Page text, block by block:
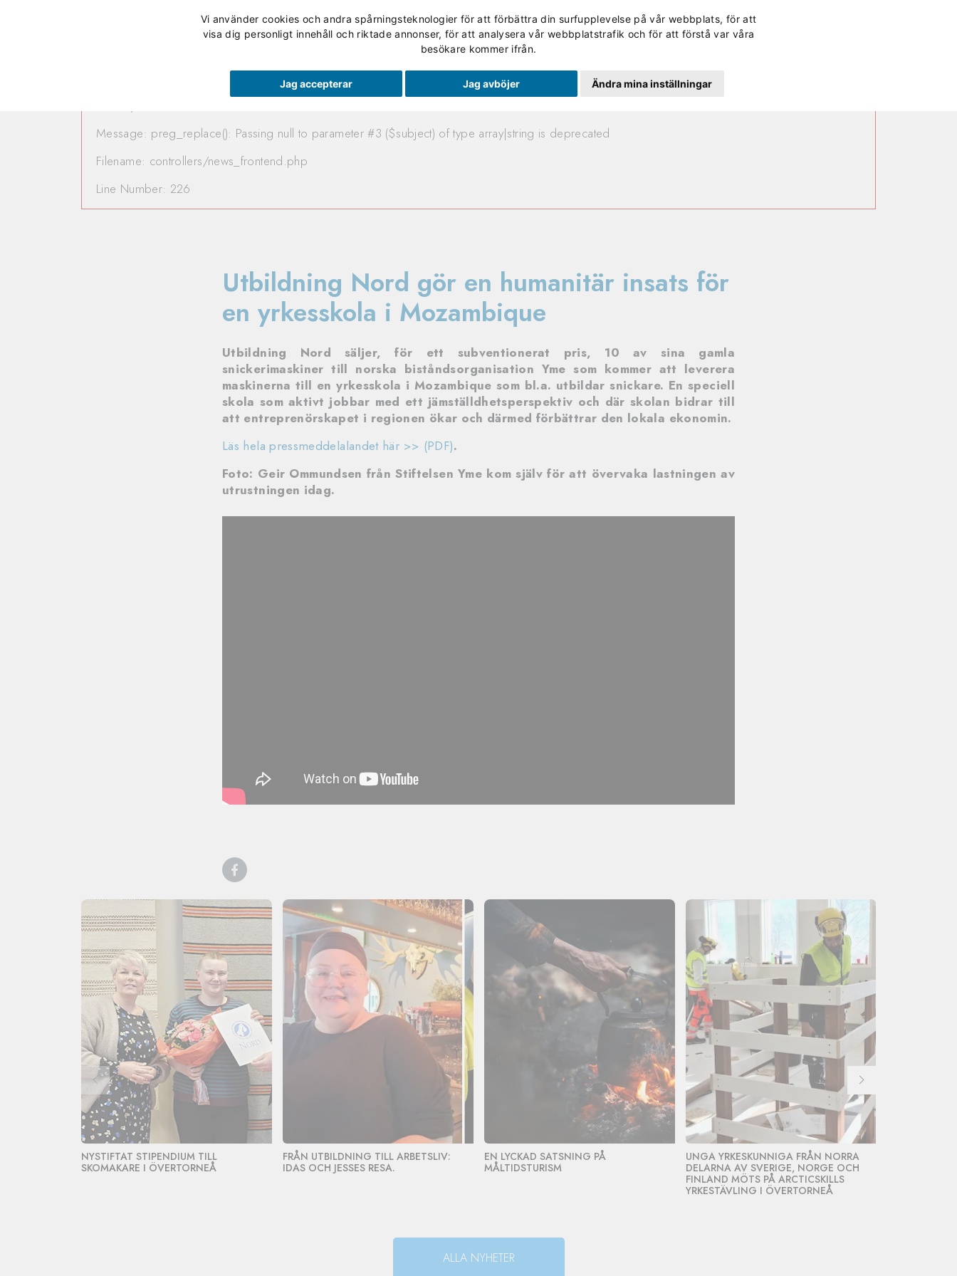
Vi använder cookies och andra spårningsteknologier för att förbättra din surfupplevelse på vår webbplats, för att
visa dig personligt innehåll och riktade annonser, för att analysera vår webbplatstrafik och för att förstå var våra
besökare kommer ifrån.
Jag accepterar Jag avböjer Ändra mina inställningar
Våra utbildningar Validering Studerande Skolan Om Utbildning Nord Kontakt Lättläst
A PHP Error was encountered
Message: preg_replace(): Passing null to parameter #3 ($subject) of type array|string is deprecated
Filename: controllers/news_frontend.php
Line Number: 226
Utbildning Nord gör en humanitär insats för
en yrkesskola i Mozambique
Utbildning Nord säljer, för ett subventionerat pris, 10 av sina gamla
snickerimaskiner till norska biståndsorganisation Yme som kommer att leverera
maskinerna till en yrkesskola i Mozambique som bl.a. utbildar snickare. En speciell
skola som aktivt jobbar med ett jämställdhetsperspektiv och där skolan bidrar till
att entreprenörskapet i regionen ökar och därmed förbättrar den lokala ekonomin.
Läs hela pressmeddelalandet här >> (PDF).
Foto: Geir Ommundsen från Stiftelsen Yme kom själv för att övervaka lastningen av
utrustningen idag.
NYSTIFTAT STIPENDIUM TILL
SKOMAKARE I ÖVERTORNEÅ
FRÅN UTBILDNING TILL ARBETSLIV:
IDAS OCH JESSES RESA.
EN LYCKAD SATSNING PÅ
MÅLTIDSTURISM
UNGA YRKESKUNNIGA FRÅN NORRA
DELARNA AV SVERIGE, NORGE OCH
FINLAND MÖTS PÅ ARCTICSKILLS
YRKESTÄVLING I ÖVERTORNEÅ
ALLA NYHETER